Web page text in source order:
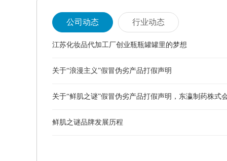
公司动态 行业动态
江苏化妆品代加工厂创业瓶瓶罐罐里的梦想
关于“浪漫主义”假冒伪劣产品打假声明
关于“鲜肌之谜”假冒伪劣产品打假声明，东瀛制药株式
鲜肌之谜品牌发展历程